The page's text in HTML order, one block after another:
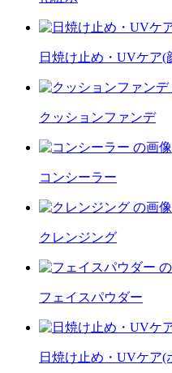
日焼け止め・UVケア(
クッションファンデ
コンシーラー
クレンジング
フェイスパウダー
日焼け止め・UVケア(